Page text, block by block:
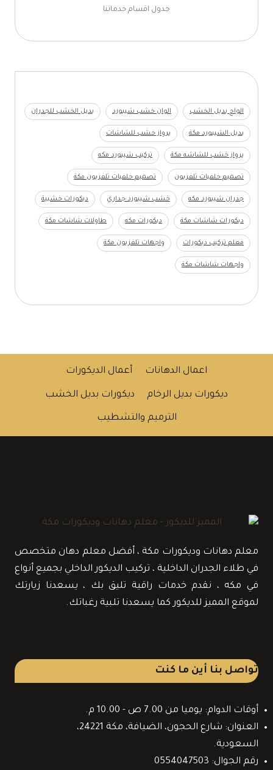
جدول اقسام خدماتنا
الواح بديل الخشب الوان خشب شيبورد بديل الخشب للجدران
بديل الشيبورد مكة برواز خشب للشاشات
برواز خشب للشاشه مكة تركيب شيبورد مكه
تصميم خلفيات تلفزيون تصميم خلفيات تلفزيون مكة
جدران شيبورد مكه خشب شيبورد جداري ديكورات خشبية
ديكورات شاشات مكة ديكورات مكه طاولات شاشات مكة
معلم تركيب ديكورات واجهات تلفزيون مكة
واجهات شاشات مكة
اعمال الدهانات أعمال الديكورات
ديكورات بديل الرخام ديكورات بديل الخشب
الترميم والتشطيب
معلم دهانات وديكورات مكة ، أفضل معلم دهان متخصص
في طلاء الجدران الداخلية ، تركيب الديكور الداخلي بجميع أنواع
في مكه ، نقدم خدمات راقية تليق بك ، يسعدنا زيارتك
لموقع المميز للديكور كما يسعدنا تلبية رغباتك.
تواصل بنا أين ما كنت
أوقات الدوام: يوميا من 7.00 ص - 10.00 م.
العنوان: شارع الحجون، الضيافة، مكة 24221،
السعودية.
رقم الجوال: 0554047503